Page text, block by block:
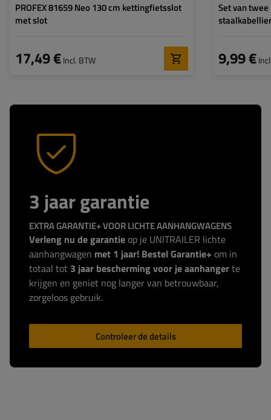
PROFEX 81659 Neo 130 cm kettingfietsslot
met slot
17,49 €Incl. BTW
Set van
9,99 €
3 jaar garantie
EXTRA GARANTIE+ VOOR LICHTE AANHANGWAGENS
Verleng nu de garantie op je UNITRAILER lichte
aanhangwagen met 1 jaar! Bestel Garantie+ om in
totaal tot 3 jaar bescherming voor je aanhangerte
krijgen en geniet nog langer van betrouwbaar,
zorgeloos gebruik.
Controleer de details